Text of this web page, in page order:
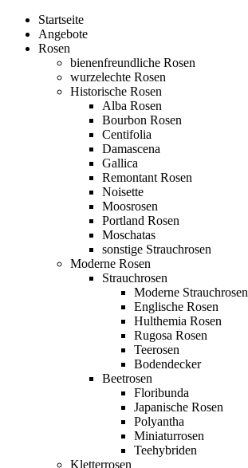
Startseite
Angebote
Rosen
bienenfreundliche Rosen
wurzelechte Rosen
Historische Rosen
Alba Rosen
Bourbon Rosen
Centifolia
Damascena
Gallica
Remontant Rosen
Noisette
Moosrosen
Portland Rosen
Moschatas
sonstige Strauchrosen
Moderne Rosen
Strauchrosen
Moderne Strauchrosen
Englische Rosen
Hulthemia Rosen
Rugosa Rosen
Teerosen
Bodendecker
Beetrosen
Floribunda
Japanische Rosen
Polyantha
Miniaturrosen
Teehybriden
Kletterrosen